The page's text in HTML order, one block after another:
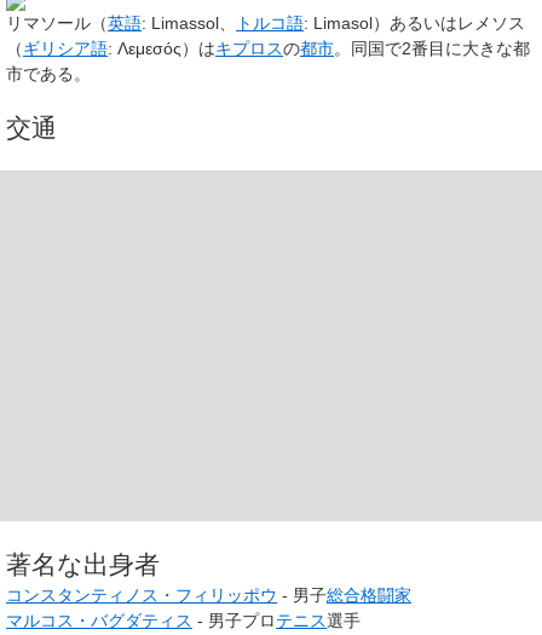
リマソール （英語: Limassol トルコ語: Limasol）あるいはレメソス
（ギリシア語: Λεμεσός）はキプロスの都市。同国で2番目に大きな都
市である。
交通
著名な出身者
コンスタンティノス・フィリッポウ - 男子総合格闘家
マルコス・バグダティス - 男子プロテニス選手